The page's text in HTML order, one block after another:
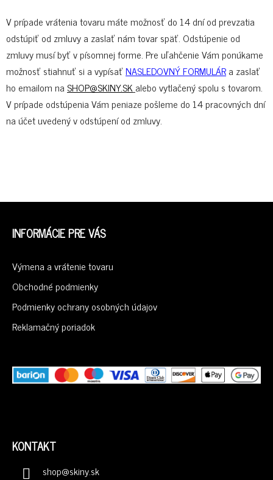
V prípade vrátenia tovaru máte možnosť do 14 dní od prevzatia
odstúpiť od zmluvy a zaslať nám tovar späť. Odstúpenie od
zmluvy musí byť v písomnej forme. Pre uľahčenie Vám ponúkame
možnosť stiahnuť si a vypísaťNASLEDOVNÝ FORMULÁRa zaslať
ho emailom naSHOP@SKINY.SKalebo vytlačený spolu s tovarom.
V prípade odstúpenia Vám peniaze pošleme do 14 pracovných dní
na účet uvedený v odstúpení od zmluvy.
Z
INFORMÁCIE PRE VÁS
Výmena a vrátenie tovaru
Obchodné podmienky
Podmienky ochrany osobných údajov
Reklamačný poriadok
KONTAKT
shop@skiny.sk